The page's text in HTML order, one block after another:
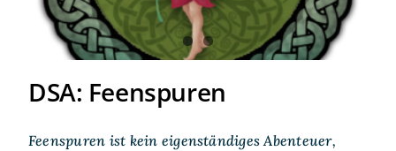
DSA: Feenspuren
Feenspuren ist kein eigenständiges Abenteuer,